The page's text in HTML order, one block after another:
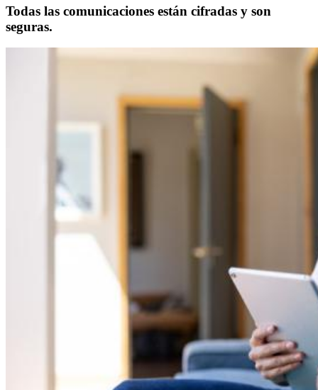
Todas las comunicaciones están cifradas y son
seguras.